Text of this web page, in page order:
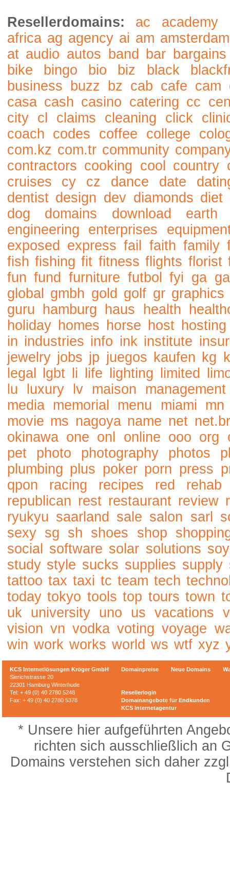
Resellerdomains: ac academy
africa ag agency ai am amsterdam
at audio autos band bar bargains
bike
bingo bio biz black
business
buzz bz cab cafe cam
casa cash casino catering cc
city
cl claims cleaning click
coach codes coffee college
com.kz com.tr community
contractors cooking cool country
cruises
cy cz dance date
dentist design dev diamonds diet
dog
domains download
earth
engineering
enterprises
exposed
express fail faith family
fish fishing fit fitness flights florist
fun fund furniture futbol fyi ga
global
gmbh gold golf gr graphics
guru
hamburg haus health
holiday homes horse host hosting
in industries info ink institute
jewelry jobs jp juegos kaufen kg
legal
lgbt li life lighting limited
lu
luxury lv maison
management
media memorial menu miami mn
movie ms nagoya name net net.br
okinawa one onl online ooo org
pet
photo photography photos
plumbing plus poker porn press
qpon
racing recipes red
rehab
republican rest restaurant review
ryukyu saarland sale salon sarl
sexy sg sh shoes shop
social
software solar solutions soy
study style sucks supplies supply
tattoo tax taxi tc team tech
today tokyo tools top tours town
uk
university uno us vacations
vision vn vodka voting voyage
win work works world ws wtf xyz
KCS Internetlösungen Kröger GmbH
Sierichstrasse 20
22301 Hamburg Winterhude
Tel: + 49 (0) 40 2780 5248
Fax: + 49 (0) 40 2780 5378
Domainpreise Neue Domains
Resellerlogin
Domainangebote für Endkunden
KCS Internetagentur
* Unsere hier aufgeführten
richten sich ausschließlich an
Domains verstehen sich daher